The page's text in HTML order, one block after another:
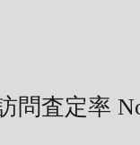
問査定率